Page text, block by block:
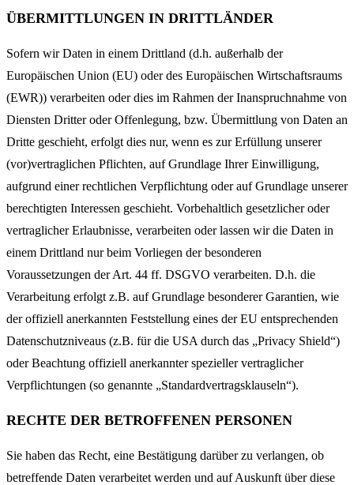
ÜBERMITTLUNGEN IN DRITTLÄNDER
Sofern wir Daten in einem Drittland (d.h. außerhalb der
Europäischen Union (EU) oder des Europäischen Wirtschaftsraums
(EWR)) verarbeiten oder dies im Rahmen der Inanspruchnahme von
Diensten Dritter oder Offenlegung, bzw. Übermittlung von Daten an
Dritte geschieht, erfolgt dies nur, wenn es zur Erfüllung unserer
(vor)vertraglichen Pflichten, auf Grundlage Ihrer Einwilligung,
aufgrund einer rechtlichen Verpflichtung oder auf Grundlage unserer
berechtigten Interessen geschieht. Vorbehaltlich gesetzlicher oder
vertraglicher Erlaubnisse, verarbeiten oder lassen wir die Daten in
einem Drittland nur beim Vorliegen der besonderen
Voraussetzungen der Art. 44 ff. DSGVO verarbeiten. D.h. die
Verarbeitung erfolgt z.B. auf Grundlage besonderer Garantien, wie
der offiziell anerkannten Feststellung eines der EU entsprechenden
Datenschutzniveaus (z.B. für die USA durch das „Privacy Shield“)
oder Beachtung offiziell anerkannter spezieller vertraglicher
Verpflichtungen (so genannte „Standardvertragsklauseln“).
RECHTE DER BETROFFENEN PERSONEN
Sie haben das Recht, eine Bestätigung darüber zu verlangen, ob
betreffende Daten verarbeitet werden und auf Auskunft über diese